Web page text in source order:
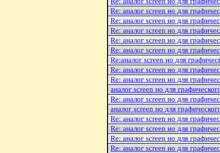
Re: аналог screen но для
Re: аналог screen но для
Re: аналог screen но для
Re: аналог screen но для
Re: аналог screen но для
Re:аналог screen но для
Re: аналог screen но для
Re: аналог screen но для
аналог screen но для
Re: аналог screen но для
аналог screen но для
Re: аналог screen но для
Re: аналог screen но для
Re: аналог screen но для
Re: аналог screen но для